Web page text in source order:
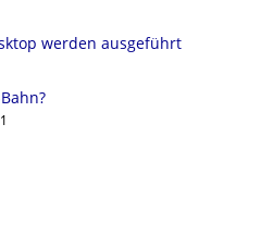
werden ausgeführt